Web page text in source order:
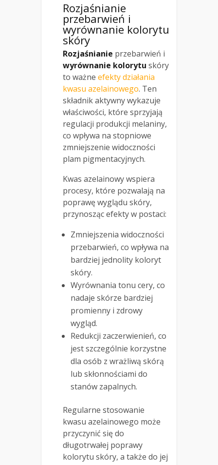
Rozjaśnianie
przebarwień i
wyrównanie kolorytu
skóry
Rozjaśnianie przebarwień i
wyrównanie kolorytu skóry
to ważne efekty działania
kwasu azelainowego. Ten
składnik aktywny wykazuje
właściwości, które sprzyjają
regulacji produkcji melaniny,
co wpływa na stopniowe
zmniejszenie widoczności
plam pigmentacyjnych.
Kwas azelainowy wspiera
procesy, które pozwalają na
poprawę wyglądu skóry,
przynosząc efekty w postaci:
Zmniejszenia widoczności
przebarwień, co wpływa na
bardziej jednolity koloryt
skóry.
Wyrównania tonu cery, co
nadaje skórze bardziej
promienny i zdrowy
wygląd.
Redukcji zaczerwienień, co
jest szczególnie korzystne
dla osób z wrażliwą skórą
lub skłonnościami do
stanów zapalnych.
Regularne stosowanie
kwasu azelainowego może
przyczynić się do
długotrwałej poprawy
kolorytu skóry, a także do jej